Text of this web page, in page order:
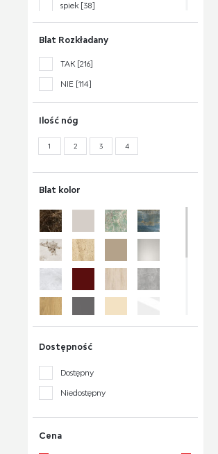
spiek [38]
szkło[44]
MDF lakierowany
MDF okleinowany
drewno lite
ceramika
lamele dębowe [1]
Blat Rozkładany
TAK [216]
NIE [114]
Ilość nóg
1 2 3 4
Blat kolor
Dostępność
Dostępny
Niedostępny
Cena